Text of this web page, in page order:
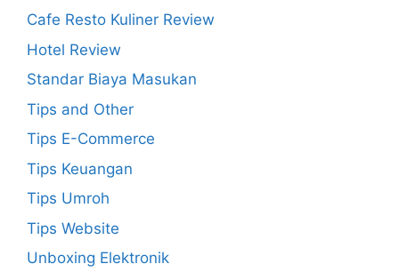
Cafe Resto Kuliner Review
Hotel Review
Standar Biaya Masukan
Tips and Other
Tips E-Commerce
Tips Keuangan
Tips Umroh
Tips Website
Unboxing Elektronik